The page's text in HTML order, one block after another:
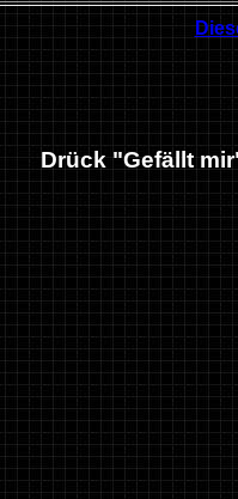
Drück "Gefällt